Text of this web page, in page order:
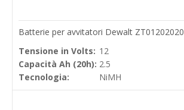
Batterie per avvitatori Dewalt ZT01202020
Tensione in Volts: 12
Capacità Ah (20h): 2.5
Tecnologia:
NiMH